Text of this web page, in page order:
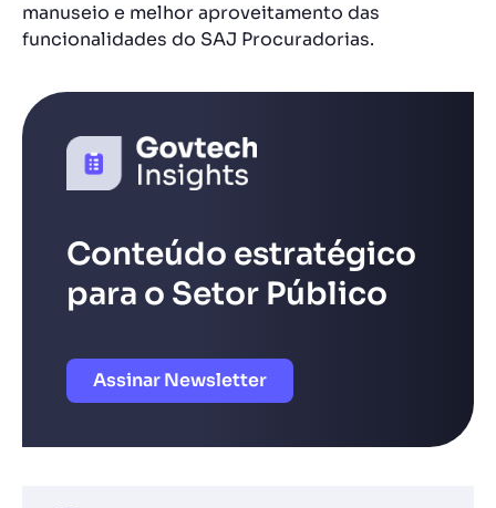
manuseio e melhor aproveitamento das
funcionalidades do SAJ Procuradorias.
Conteúdo estratégico
para o Setor Público
Assinar Newsletter